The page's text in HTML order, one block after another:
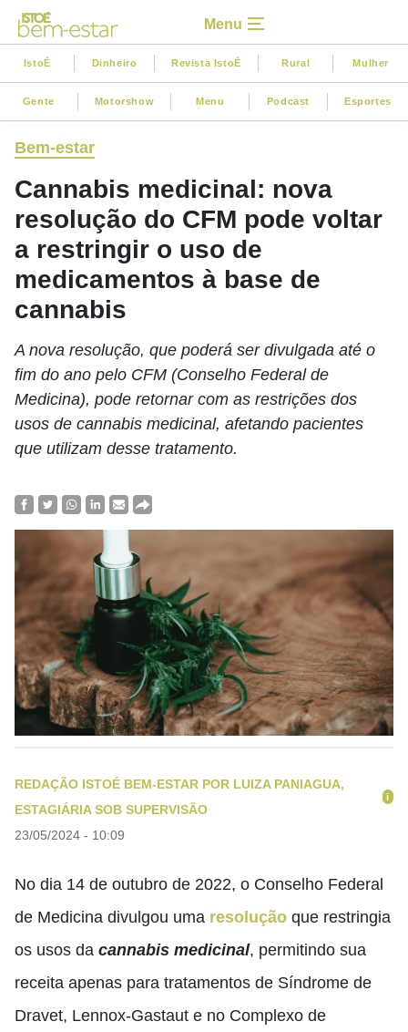
Menu
IstoÉ Dinheiro Revista IstoÉ Rural Mulher
Gente Motorshow Menu Podcast Esportes
Bem-estar
Cannabis medicinal: nova
resolução do CFM pode voltar
a restringir o uso de
medicamentos à base de
cannabis
A nova resolução, que poderá ser divulgada até o
fim do ano pelo CFM (Conselho Federal de
Medicina), pode retornar com as restrições dos
usos de cannabis medicinal, afetando pacientes
que utilizam desse tratamento.
REDAÇÃO ISTOÉ BEM-ESTAR POR LUIZA PANIAGUA,
ESTAGIÁRIA SOB SUPERVISÃO
i
23/05/2024 - 10:09
No dia 14 de outubro de 2022, o Conselho Federal
de Medicina divulgou uma resolução que restringia
os usos da cannabis medicinal, permitindo sua
receita apenas para tratamentos de Síndrome de
Dravet, Lennox-Gastaut e no Complexo de